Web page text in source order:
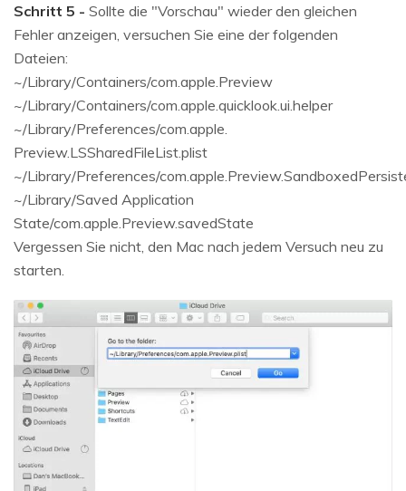
Schritt 5 - Sollte die "Vorschau" wieder den gleichen
Fehler anzeigen, versuchen Sie eine der folgenden
Dateien:
~/Library/Containers/com.apple.Preview
~/Library/Containers/com.apple.quicklook.ui.helper
~/Library/Preferences/com.apple.
Preview.LSSharedFileList.plist
~/Library/Preferences/
~/Library/Saved Application
State/com.apple.Preview.savedState
Vergessen Sie nicht, den Mac nach jedem Versuch neu zu
starten.